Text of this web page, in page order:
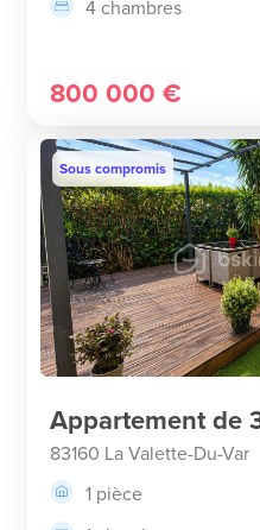
4 chambres
800 000 €
Sous compromis
Appartement de
83160 La Valette-Du-Var
1 pièce